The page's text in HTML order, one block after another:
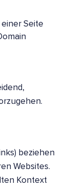
einer Seite
beziehen
Websites.
Kontext